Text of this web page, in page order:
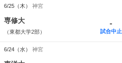
6/25（木） 神宮
専修大
（東都大学2部）
-
試合中止
6/24（水） 神宮